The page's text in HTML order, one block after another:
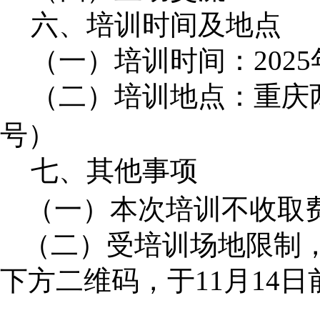
六、培训时间及地点
（一）培训时间： 2025
（二）培训地点：重
号）
七、其他事项
（一）本次培训不收取
（二）受培训场地限
下方二维码，于11月14